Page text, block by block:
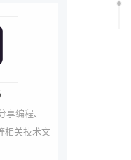
享编程、
相关技术文